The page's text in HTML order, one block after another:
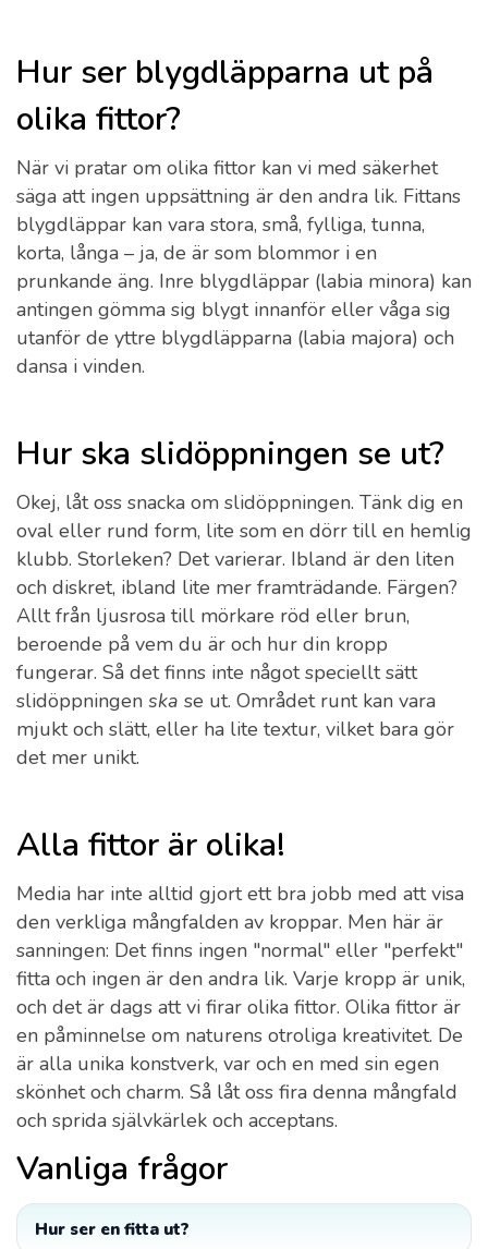
Hur ser blygdläpparna ut på
olika fittor?
När vi pratar om olika fittor kan vi med säkerhet
säga att ingen uppsättning är den andra lik. Fittans
blygdläppar kan vara stora, små, fylliga, tunna,
korta, långa – ja, de är som blommor i en
prunkande äng. Inre blygdläppar (labia minora) kan
antingen gömma sig blygt innanför eller våga sig
utanför de yttre blygdläpparna (labia majora) och
dansa i vinden.
Hur ska slidöppningen se ut?
Okej, låt oss snacka om slidöppningen. Tänk dig en
oval eller rund form, lite som en dörr till en hemlig
klubb. Storleken? Det varierar. Ibland är den liten
och diskret, ibland lite mer framträdande. Färgen?
Allt från ljusrosa till mörkare röd eller brun,
beroende på vem du är och hur din kropp
fungerar. Så det finns inte något speciellt sätt
slidöppningen ska se ut. Området runt kan vara
mjukt och slätt, eller ha lite textur, vilket bara gör
det mer unikt.
Alla fittor är olika!
Media har inte alltid gjort ett bra jobb med att visa
den verkliga mångfalden av kroppar. Men här är
sanningen: Det finns ingen "normal" eller "perfekt"
fitta och ingen är den andra lik. Varje kropp är unik,
och det är dags att vi firar olika fittor. Olika fittor är
en påminnelse om naturens otroliga kreativitet. De
är alla unika konstverk, var och en med sin egen
skönhet och charm. Så låt oss fira denna mångfald
och sprida självkärlek och acceptans.
Vanliga frågor
Hur ser en fitta ut?